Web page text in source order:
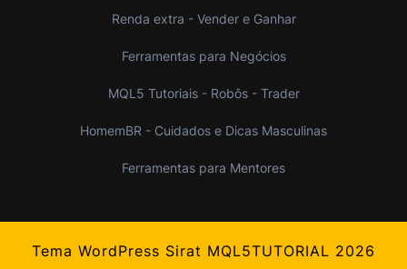
Renda extra - Vender e Ganhar
Ferramentas para Negócios
MQL5 Tutoriais - Robôs - Trader
HomemBR - Cuidados e Dicas Masculinas
Ferramentas para Mentores
Tema WordPress Sirat MQL5TUTORIAL 2026